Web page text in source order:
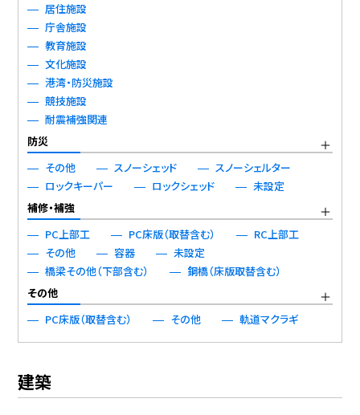
居住施設
庁舎施設
教育施設
文化施設
港湾・防災施設
競技施設
耐震補強関連
防災
その他
スノーシェッド
スノーシェルター
ロックキーパー
ロックシェッド
未設定
補修・補強
PC上部工
PC床版（取替含む）
RC上部工
その他
容器
未設定
橋梁その他（下部含む）
鋼橋（床版取替含む）
その他
PC床版（取替含む）
その他 軌道マクラギ
建築